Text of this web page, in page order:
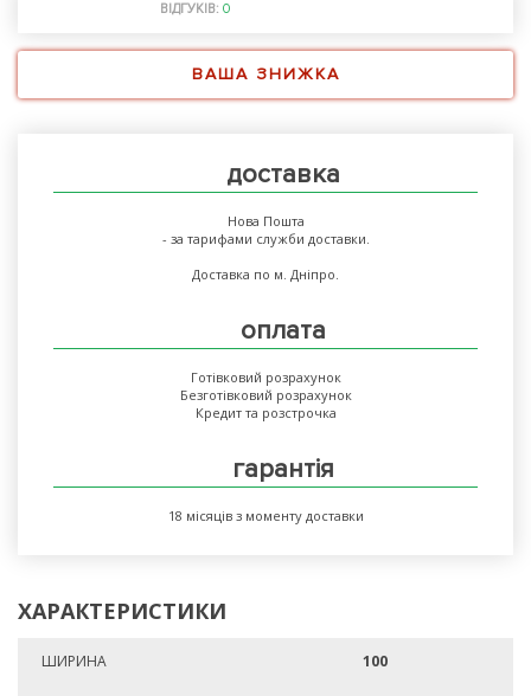
ВІДГУКІВ: 0
ВАША ЗНИЖКА
доставка
Нова Пошта
- за тарифами служби доставки.
Доставка по м. Дніпро.
оплата
Готівковий розрахунок
Безготівковий розрахунок
Кредит та розстрочка
гарантія
18 місяців з моменту доставки
ХАРАКТЕРИСТИКИ
ШИРИНА 100